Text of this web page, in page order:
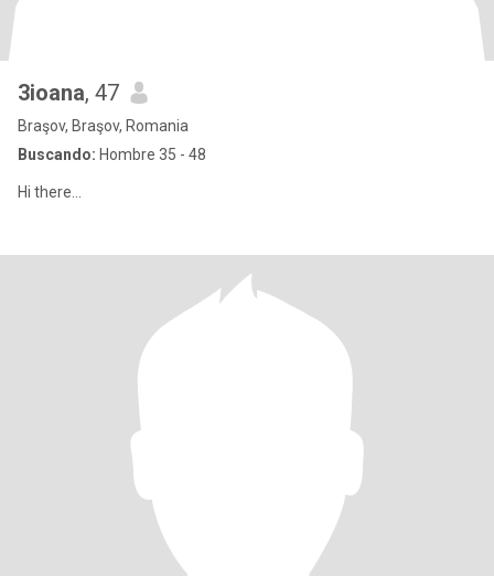
3ioana, 47
Braşov, Braşov, Romania
Buscando: Hombre 35 - 48
Hi there...